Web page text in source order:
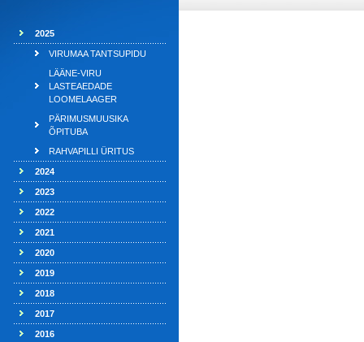
2025
VIRUMAA TANTSUPIDU
LÄÄNE-VIRU
LASTEAEDADE
LOOMELAAGER
PÄRIMUSMUUSIKA
ÕPITUBA
RAHVAPILLI ÜRITUS
2024
2023
2022
2021
2020
2019
2018
2017
2016